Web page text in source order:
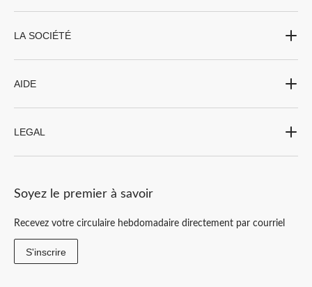
LA SOCIÉTÉ
AIDE
LEGAL
Soyez le premier à savoir
Recevez votre circulaire hebdomadaire directement par courriel
S'inscrire